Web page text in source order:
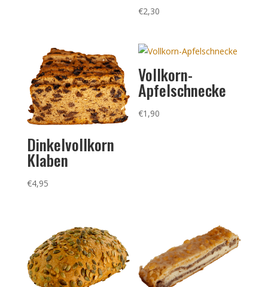
€2,30
Dinkelvollkorn
Klaben
€4,95
Vollkorn-
Apfelschnecke
€1,90